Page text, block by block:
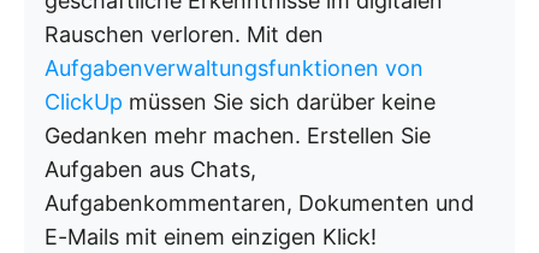
Rauschen verloren. Mit den
Aufgabenverwaltungsfunktionen von
ClickUp müssen Sie sich darüber keine
Gedanken mehr machen. Erstellen Sie
Aufgaben aus Chats,
Aufgabenkommentaren, Dokumenten und
E-Mails mit einem einzigen Klick!